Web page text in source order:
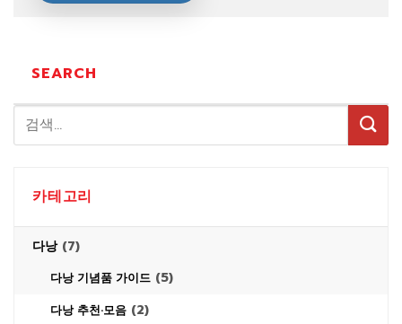
SEARCH
카테고리
다낭(7)
다낭 기념품 가이드 (5)
다낭 추천·모음 (2)